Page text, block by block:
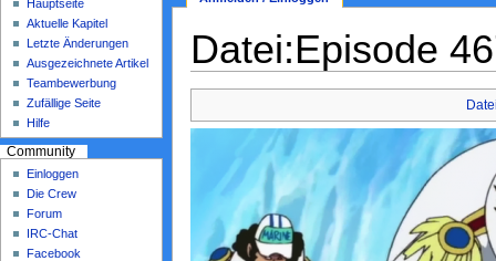
Datei:Episode
Hauptseite
Aktuelle Kapitel
Letzte Änderungen
Ausgezeichnete Artikel
Teambewerbung
Zufällige Seite
Hilfe
Community
Einloggen
Die Crew
Forum
IRC-Chat
Facebook